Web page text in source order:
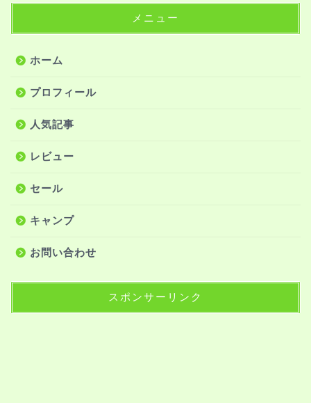
メニュー
ホーム
プロフィール
人気記事
レビュー
セール
キャンプ
お問い合わせ
スポンサーリンク